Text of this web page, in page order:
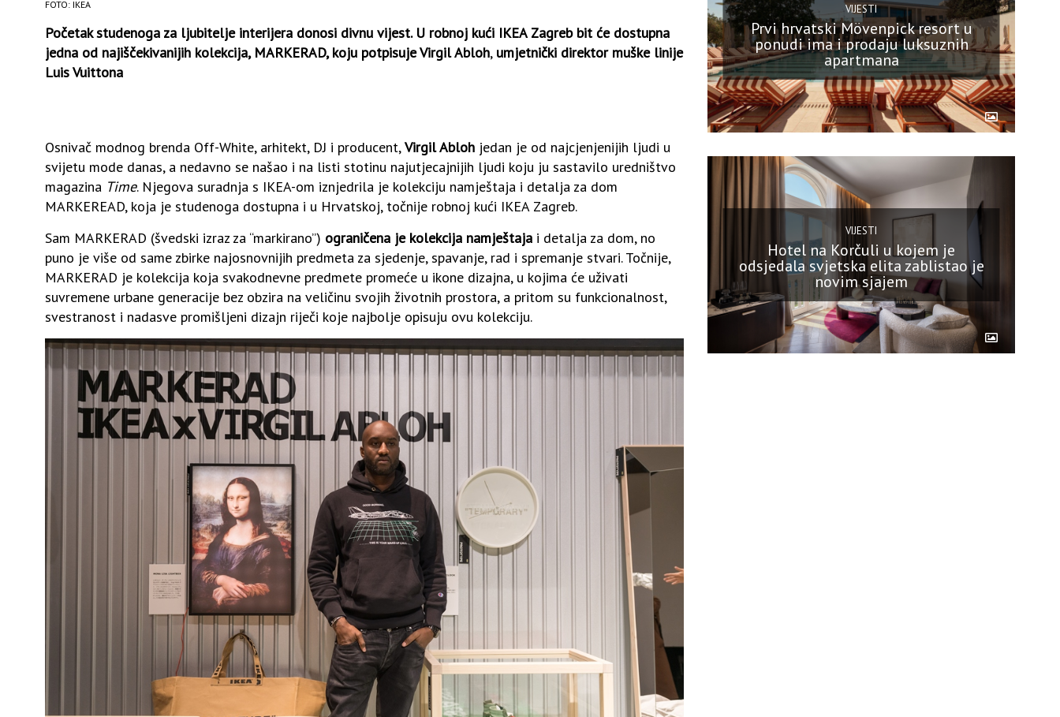
FOTO: IKEA
Početak studenoga za ljubitelje interijera donosi divnu vijest. U robnoj kući IKEA Zagreb bit će dostupna
jedna od najiščekivanijih kolekcija, MARKERAD, koju potpisuje Virgil Abloh, umjetnički direktor muške linije
Luis Vuittona
Osnivač modnog brenda Off-White, arhitekt, DJ i producent,Virgil Abloh jedan je od najcjenjenijih ljudi u
svijetu mode danas, a nedavno se našao i na listi stotinu najutjecajnijih ljudi koju ju sastavilo uredništvo
magazina Time. Njegova suradnja s IKEA-om iznjedrila je kolekciju namještaja i detalja za dom
MARKEREAD, koja je studenoga dostupna i u Hrvatskoj, točnije robnoj kući IKEA Zagreb.
Sam MARKERAD (švedski izraz za “markirano”) ograničena je kolekcija namještaja i detalja za dom, no
puno je više od same zbirke najosnovnijih predmeta za sjedenje, spavanje, rad i spremanje stvari. Točnije,
MARKERAD je kolekcija koja svakodnevne predmete promeće u ikone dizajna, u kojima će uživati
suvremene urbane generacije bez obzira na veličinu svojih životnih prostora, a pritom su funkcionalnost,
svestranost i nadasve promišljeni dizajn riječi koje najbolje opisuju ovu kolekciju.
VIJESTI
Prvi hrvatski Mövenpick resort u
ponudi ima i prodaju luksuznih
apartmana
VIJESTI
Hotel na Korčuli u kojem je
odsjedala svjetska elita zablistao je
novim sjajem